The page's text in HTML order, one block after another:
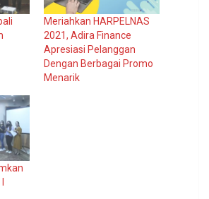
Meriahkan HARPELNAS
2021, Adira Finance
Apresiasi Pelanggan
Dengan Berbagai Promo
Menarik